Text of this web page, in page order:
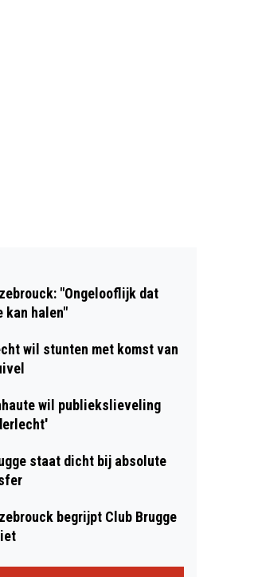
"Ongelooflijk dat
kan halen"
wil stunten met komst van
wil publiekslieveling
staat dicht bij absolute
begrijpt Club Brugge